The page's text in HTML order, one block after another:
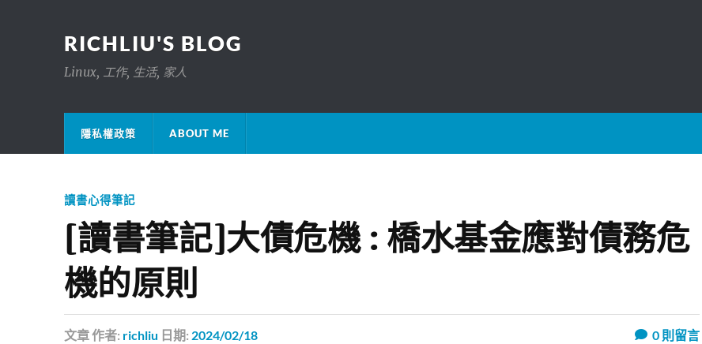
RICHLIU'S BLOG
Linux, 工作, 生活, 家人
隱私權政策 ABOUT ME
讀書心得筆記
[讀書筆記]大債危機 : 橋水基金應對債務危
機的原則
文章作者: richliu 日期: 2024/02/18 0則留言